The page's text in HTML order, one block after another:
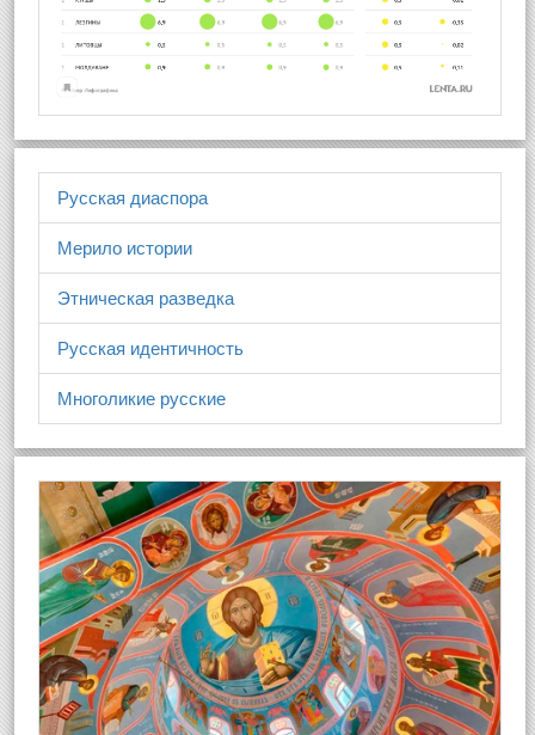
Русская диаспора
Мерило истории
Этническая разведка
Русская идентичность
Многоликие русские